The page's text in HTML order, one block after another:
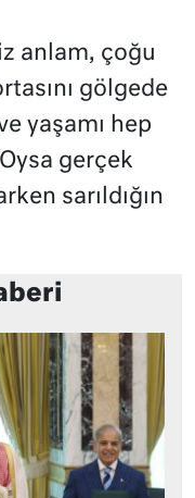
anlam, çoğu
gölgede
yaşamı hep
gerçek
sarıldığın